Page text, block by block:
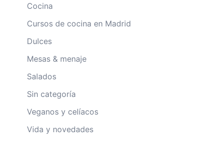
Cocina
Cursos de cocina en Madrid
Dulces
Mesas & menaje
Salados
Sin categoría
Veganos y celíacos
Vida y novedades